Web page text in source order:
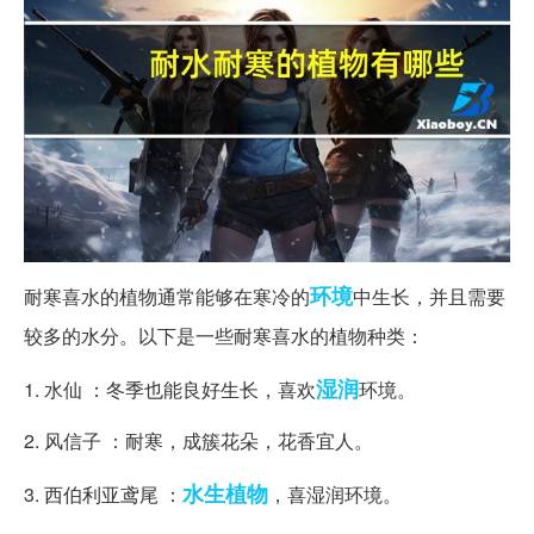
耐寒喜水的植物通常能够在寒冷的环境中生长，并且需要
较多的水分。以下是一些耐寒喜水的植物种类：
1. 水仙 ：冬季也能良好生长，喜欢湿润环境。
2. 风信子 ：耐寒，成簇花朵，花香宜人。
3. 西伯利亚鸢尾 ： 水生植物 ，喜湿润环境。